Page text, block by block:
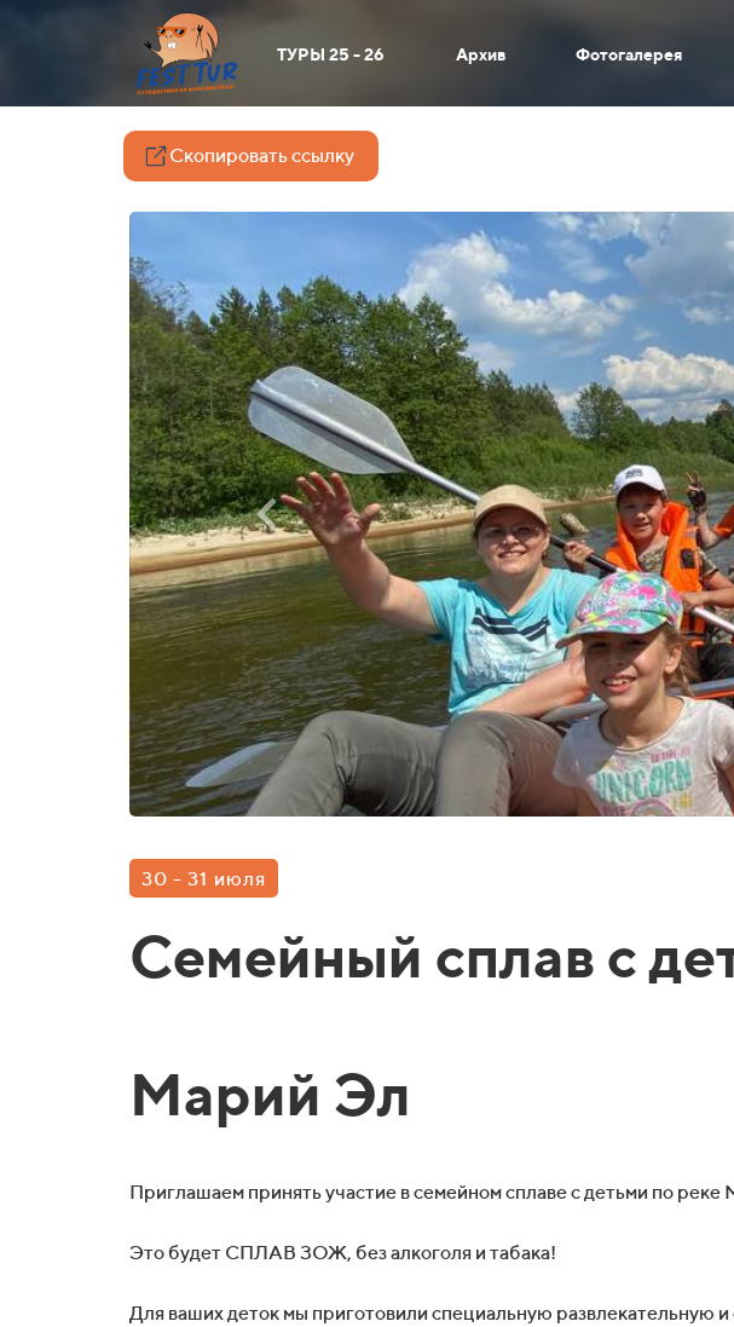
ТУРЫ 25 - 26 Архив Фотогалерея
Скопировать ссылку
30 - 31 июля
Семейный сплав с
Марий Эл
Приглашаем принять участие в семейном сплаве с детьми по реке
Это будет СПЛАВ ЗОЖ, без алкоголя и табака!
Для ваших деток мы приготовили специальную развлекательную